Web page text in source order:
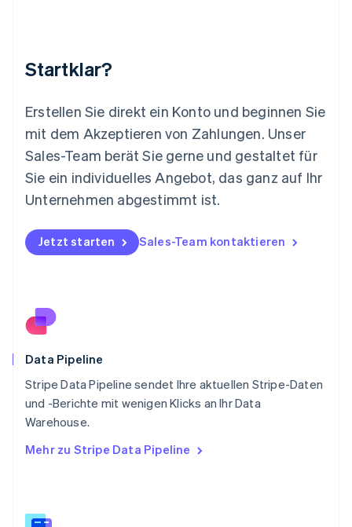
Startklar?
Erstellen Sie direkt ein Konto und beginnen Sie
mit dem Akzeptieren von Zahlungen. Unser
Sales-Team berät Sie gerne und gestaltet für
Sie ein individuelles Angebot, das ganz auf Ihr
Unternehmen abgestimmt ist.
Jetzt starten Sales-Team kontaktieren
Data Pipeline
Stripe Data Pipeline sendet Ihre aktuellen Stripe-Daten
und -Berichte mit wenigen Klicks an Ihr Data
Warehouse.
Mehr zu Stripe Data Pipeline
Mexiko
English
Niederlande
Nederlands English
Norwegen
English
Österreich
Polen
English
Portugal
English
Schweden
Schweiz
Deutsch
Singapur
English简体中文
Slowakei
Slowenien
English